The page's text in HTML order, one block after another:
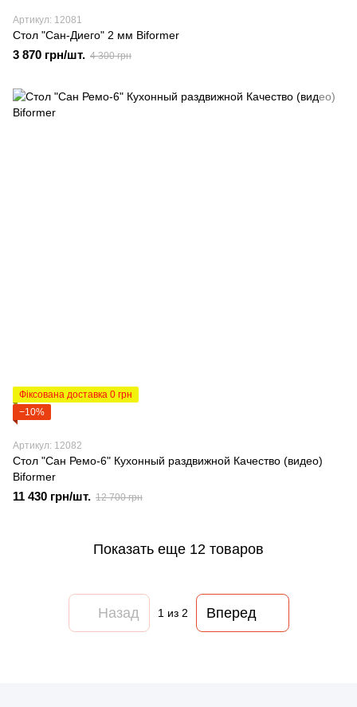
Артикул: 12081
Стол "Сан-Диего" 2 мм Biformer
3 870 грн/шт. 4 300 грн
Фіксована доставка 0 грн
−10%
Артикул: 12082
Стол "Сан Ремо-6" Кухонный раздвижной Качество (видео)
Biformer
11 430 грн/шт. 12 700 грн
Показать еще 12 товаров
Назад 1 из 2 Вперед